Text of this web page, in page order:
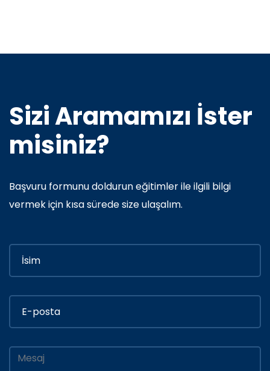
Sizi Aramamızı İster
misiniz?
Başvuru formunu doldurun eğitimler ile ilgili bilgi
vermek için kısa sürede size ulaşalım.